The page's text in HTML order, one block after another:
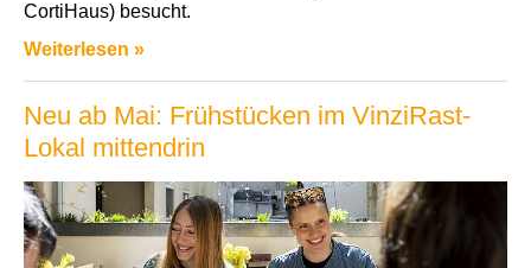
CortiHaus) besucht.
Weiterlesen »
Neu ab Mai: Frühstücken im VinziRast-
Lokal mittendrin